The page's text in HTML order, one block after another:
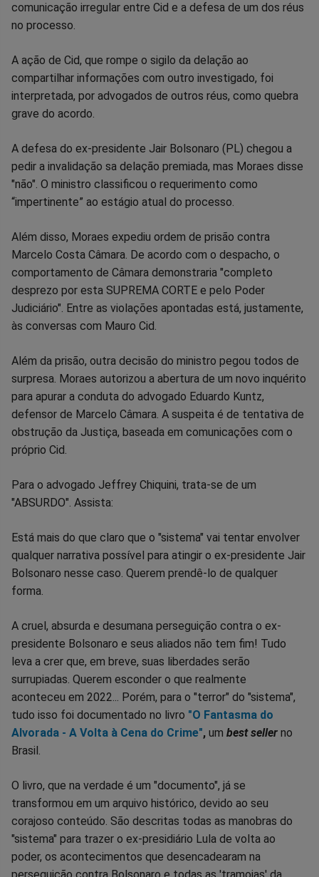
comunicação irregular entre Cid e a defesa de um dos réus
no processo.
A ação de Cid, que rompe o sigilo da delação ao
compartilhar informações com outro investigado, foi
interpretada, por advogados de outros réus, como quebra
grave do acordo.
A defesa do ex-presidente Jair Bolsonaro (PL) chegou a
pedir a invalidação sa delação premiada, mas Moraes disse
"não". O ministro classificou o requerimento como
“impertinente” ao estágio atual do processo.
Além disso, Moraes expediu ordem de prisão contra
Marcelo Costa Câmara. De acordo com o despacho, o
comportamento de Câmara demonstraria "completo
desprezo por esta SUPREMA CORTE e pelo Poder
Judiciário". Entre as violações apontadas está, justamente,
às conversas com Mauro Cid.
Além da prisão, outra decisão do ministro pegou todos de
surpresa. Moraes autorizou a abertura de um novo inquérito
para apurar a conduta do advogado Eduardo Kuntz,
defensor de Marcelo Câmara. A suspeita é de tentativa de
obstrução da Justiça, baseada em comunicações com o
próprio Cid.
Para o advogado Jeffrey Chiquini, trata-se de um
"ABSURDO". Assista:
Está mais do que claro que o "sistema" vai tentar envolver
qualquer narrativa possível para atingir o ex-presidente Jair
Bolsonaro nesse caso. Querem prendê-lo de qualquer
forma.
A cruel, absurda e desumana perseguição contra o ex-
presidente Bolsonaro e seus aliados não tem fim! Tudo
leva a crer que, em breve, suas liberdades serão
surrupiadas. Querem esconder o que realmente
aconteceu em 2022... Porém, para o "terror" do "sistema",
tudo isso foi documentado no livro "O Fantasma do
Alvorada - A Volta à Cena do Crime", um best seller no
Brasil.
O livro, que na verdade é um "documento", já se
transformou em um arquivo histórico, devido ao seu
corajoso conteúdo. São descritas todas as manobras do
"sistema" para trazer o ex-presidiário Lula de volta ao
poder, os acontecimentos que desencadearam na